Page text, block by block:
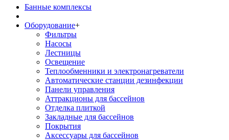
Банные комплексы
Оборудование+
Фильтры
Насосы
Лестницы
Освещение
Теплообменники и электронагреватели
Автоматические станции дезинфекции
Панели управления
Аттракционы для бассейнов
Отделка плиткой
Закладные для бассейнов
Покрытия
Аксессуары для бассейнов